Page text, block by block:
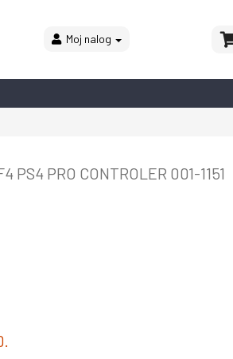
Moj nalog
PS4 PRO CONTROLER 001-1151